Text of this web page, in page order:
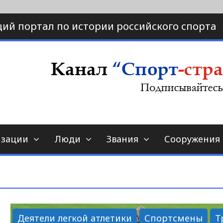
портал по истории российского спорта
страна.ру
по истории спорта
Люди Звания Сооружения
Деятели легкой атлетики Спортсмены